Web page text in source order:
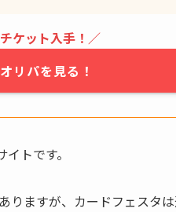
ケット入手！／
リパを見る！
トです。
りますが、カードフェスタ